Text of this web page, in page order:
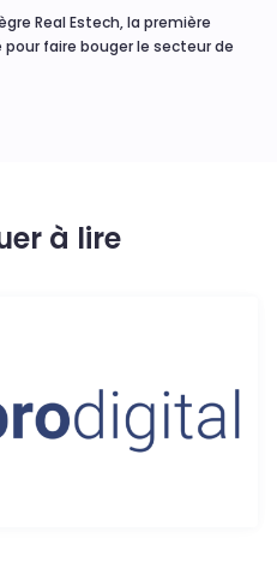
Real Estech, la première
faire bouger le secteur de
à lire